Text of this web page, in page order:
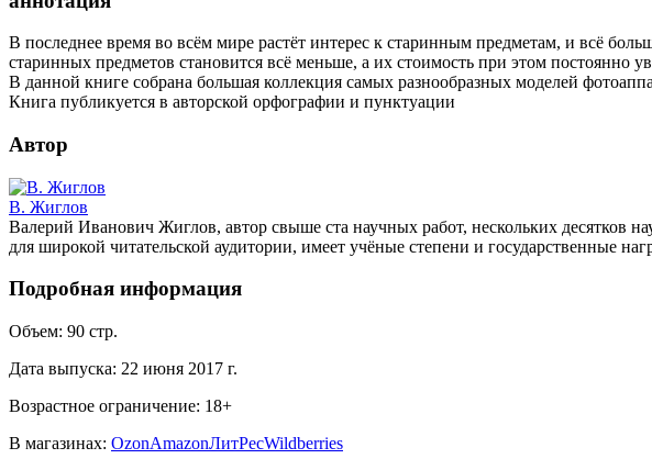
В последнее время во всём мире растёт интерес к старинным предметам, и всё
старинных предметов становится всё меньше, а их стоимость при этом постоянно
В данной книге собрана большая коллекция самых разнообразных моделей
Книга публикуется в авторской орфографии и пунктуации
Автор
В. Жиглов
Валерий Иванович Жиглов, автор свыше ста научных работ, нескольких десятков
для широкой читательской аудитории, имеет учёные степени и государственные
Подробная информация
Объем: 90 стр.
Дата выпуска: 22 июня 2017 г.
Возрастное ограничение: 18+
В магазинах: OzonAmazonЛитРесWildberries